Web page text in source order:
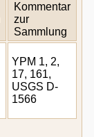
Kommentar
zur
Sammlung
YPM 1, 2,
17, 161,
USGS D-
1566